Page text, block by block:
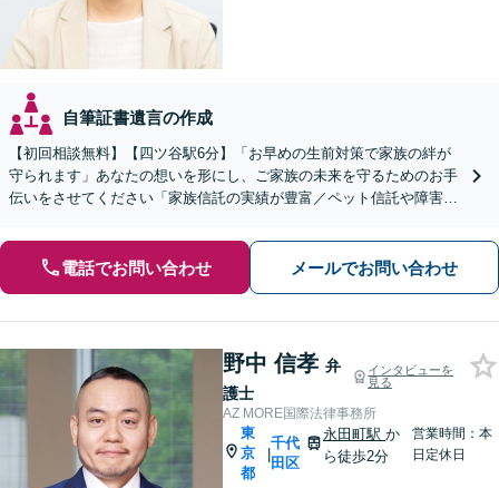
自筆証書遺言の作成
【初回相談無料】【四ツ谷駅6分】「お早めの生前対策で家族の絆が
守られます」あなたの想いを形にし、ご家族の未来を守るためのお手
伝いをさせてください「家族信託の実績が豊富／ペット信託や障害者
電話でお問い合わせ メールでお問い合わせ
野中 信孝 弁
護士
インタビューを
見る
AZ MORE国際法律事務所
東
京
都
|
千代
田区
永田町駅か
ら徒歩2分
営業時間：本
日定休日